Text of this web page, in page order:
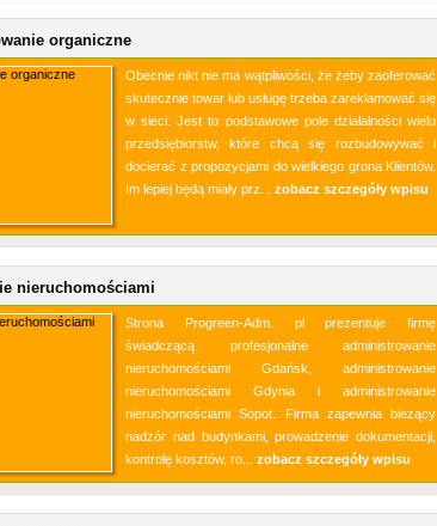
organiczne
Obecnie nikt nie ma wątpliwości, że żeby zaoferować
skutecznie towar lub usługę trzeba zareklamować się
w sieci. Jest to podstawowe pole działalności wielu
przedsiębiorstw, które chcą się rozbudowywać i
docierać z propozycjami do wielkiego grona Klientów.
Im lepiej będą miały prz... zobacz szczegóły wpisu
nieruchomościami
Strona Progreen-Adm. pl prezentuje firmę
świadczącą profesjonalne administrowanie
nieruchomościami Gdańsk, administrowanie
nieruchomościami Gdynia i administrowanie
nieruchomościami Sopot. Firma zapewnia bieżący
nadzór nad budynkami, prowadzenie dokumentacji,
kontrolę kosztów, ro... zobacz szczegóły wpisu